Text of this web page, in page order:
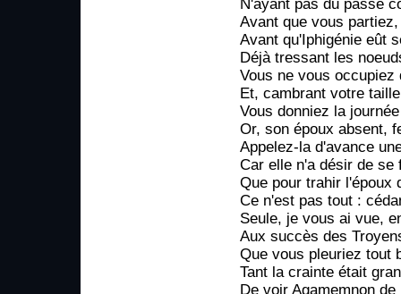
N'ayant pas du passé
Avant que vous
Avant qu'Iphigénie eût
Déjà tressant les
Vous ne vous occupiez
Et, cambrant votre
Vous donniez la
Or, son époux absent,
Appelez-la d'avance
Car elle n'a désir de se
Que pour trahir l'époux
Ce n'est pas tout :
Seule, je vous ai vue,
Aux succès des
Que vous pleuriez tout
Tant la crainte était
De voir Agamemnon